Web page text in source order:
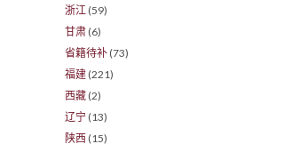
浙江 (59)
甘肃 (6)
省籍待补 (73)
福建 (221)
西藏 (2)
辽宁 (13)
陕西 (15)